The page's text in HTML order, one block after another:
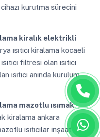
kurutma sürecini
kiralık elektrikli
ısıtıcı kiralama kocaeli
filtresi olan ısıtıcı
ısıtıcı anında kurulum
mazotlu ısımak
kiralama ankara
ısıtıcılar inşaat